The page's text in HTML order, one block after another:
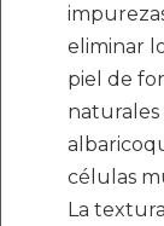
eliminar
piel de
naturales
células
La